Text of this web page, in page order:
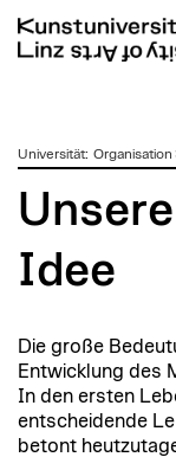
zumUniversität: Organisation
Idee
Die große
Entwicklung des
In den ersten
entscheidende
betont